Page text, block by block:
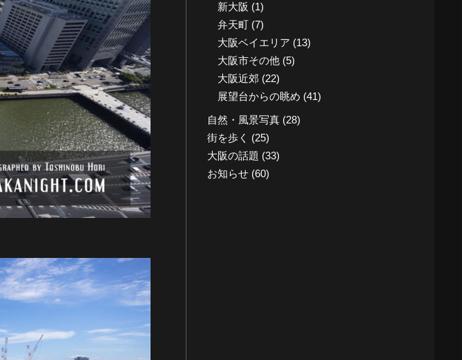
新大阪 (1)
弁天町(7)
大阪ベイエリア (13)
大阪市その他(5)
大阪近郊 (22)
展望台からの眺め (41)
自然・風景写真(28)
街を歩く (25)
大阪の話題 (33)
お知らせ(60)